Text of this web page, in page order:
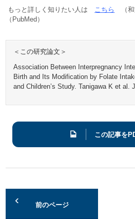
もっと詳しく知りたい人は こちら （
（PubMed）
＜この研究論文＞
Association Between Interpregnancy
Birth and Its Modification by Folate
and Children’s Study. Tanigawa K et al.
この記事を
前のページ